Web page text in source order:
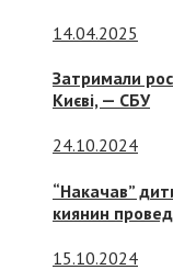
14.04.2025
Затримали
Києві, — СБУ
24.10.2024
“Накачав”
киянин
15.10.2024